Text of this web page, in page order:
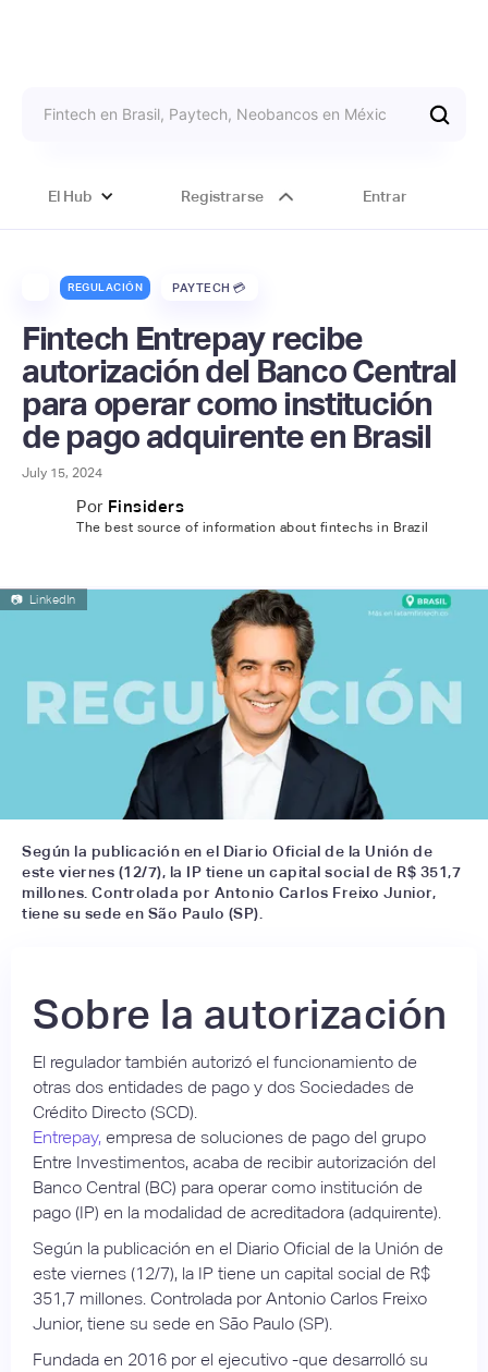
El Hub Registrarse Entrar
REGULACIÓN PAYTECH 💳
Fintech Entrepay recibe
autorización del Banco Central
para operar como institución
de pago adquirente en Brasil
July 15, 2024
Por Finsiders
The best source of information about fintechs in Brazil
📷 LinkedIn
Según la publicación en el Diario Oficial de la Unión de
este viernes (12/7), la IP tiene un capital social de R$ 351,7
millones. Controlada por Antonio Carlos Freixo Junior,
tiene su sede en São Paulo (SP).
Sobre la autorización
El regulador también autorizó el funcionamiento de
otras dos entidades de pago y dos Sociedades de
Crédito Directo (SCD).
Entrepay, empresa de soluciones de pago del grupo
Entre Investimentos, acaba de recibir autorización del
Banco Central (BC) para operar como institución de
pago (IP) en la modalidad de acreditadora (adquirente).
Según la publicación en el Diario Oficial de la Unión de
este viernes (12/7), la IP tiene un capital social de R$
351,7 millones. Controlada por Antonio Carlos Freixo
Junior, tiene su sede en São Paulo (SP).
Fundada en 2016 por el ejecutivo -que desarrolló su